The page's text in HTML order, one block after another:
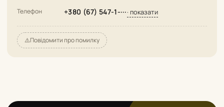
Телефон +380 (67) 547-1-···· показати
⚠️Повідомити про помилку